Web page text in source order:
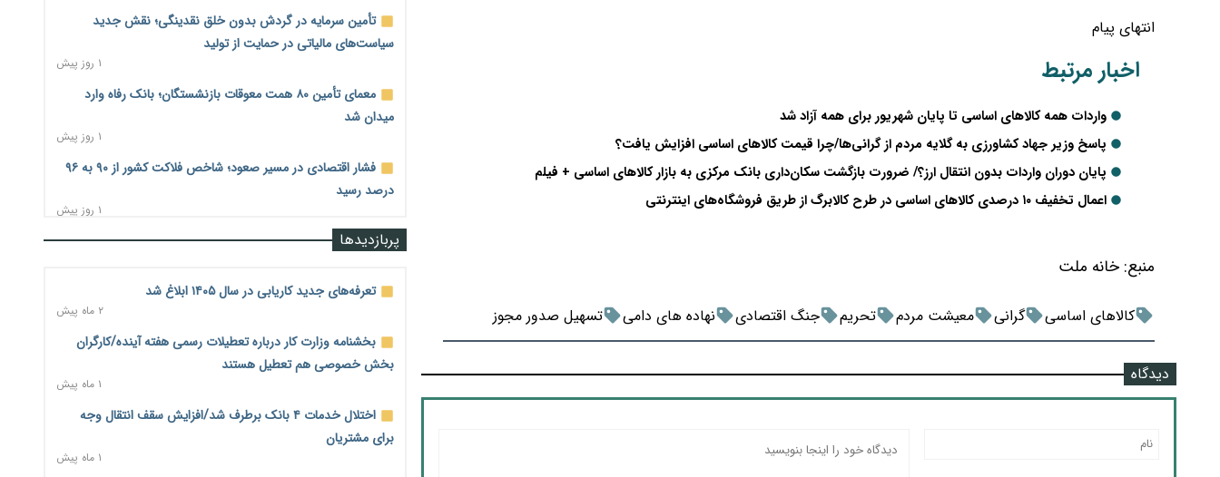
انتهای پیام
اخبار مرتبط
واردات همه کالاهای اساسی تا پایان شهریور برای همه آزاد شد
پاسخ وزیر جهاد کشاورزی به گلایه مردم از گرانی‌ها/چرا قیمت کالاهای اساسی افزایش یافت؟
پایان دوران واردات بدون انتقال ارز؟/ ضرورت بازگشت سکان‌داری بانک مرکزی به بازار کالاهای اساسی + فیلم
اعمال تخفیف ۱۰ درصدی کالاهای اساسی در طرح کالابرگ از طریق فروشگاه‌های اینترنتی
منبع: خانه ملت
کالاهای اساسی گرانی معیشت مردم تحریم جنگ اقتصادی نهاده های دامی تسهیل صدور مجوز
دیدگاه
تأمین سرمایه در گردش بدون خلق نقدینگی؛ نقش جدید
سیاست‌های مالیاتی در حمایت از تولید
۱ روز پیش
معمای تأمین ۸۰ همت معوقات بازنشستگان؛ بانک رفاه وارد
میدان شد
۱ روز پیش
فشار اقتصادی در مسیر صعود؛ شاخص فلاکت کشور از ۹۰ به ۹۶
درصد رسید
۱ روز پیش
رشد ۷۵ هزار میلیاردی بازار خرید اعتباری؛ فین‌تک‌ها وارد میدان
۱ روز پیش
آغاز اجرای پایلوت «ردا کارت» برای دانشجویان تحصیلات تکمیلی
۱ روز پیش
محدودیت تازه برای شبکه بانکی؛ افزایش سپرده قانونی با هدف
کنترل تورم
۱ روز پیش
پربازدیدها
تعرفه‌های جدید کاریابی در سال ۱۴۰۵ ابلاغ شد
۲ ماه پیش
بخشنامه وزارت کار درباره تعطیلات رسمی هفته آینده/کارگران
بخش خصوصی هم تعطیل هستند
۱ ماه پیش
اختلال خدمات ۴ بانک برطرف شد/افزایش سقف انتقال وجه
برای مشتریان
۱ ماه پیش